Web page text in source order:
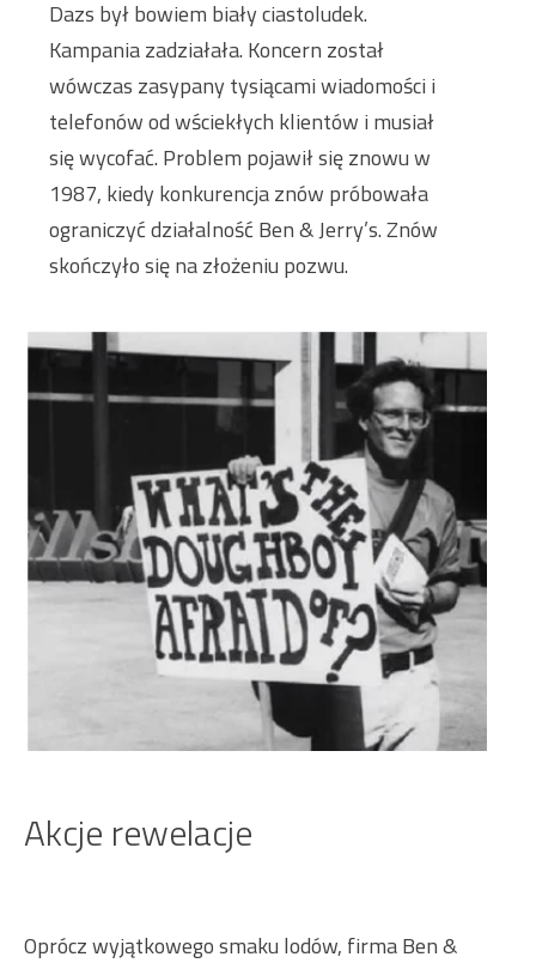
Dazs był bowiem biały ciastoludek.
Kampania zadziałała. Koncern został
wówczas zasypany tysiącami wiadomości i
telefonów od wściekłych klientów i musiał
się wycofać. Problem pojawił się znowu w
1987, kiedy konkurencja znów próbowała
ograniczyć działalność Ben & Jerry’s. Znów
skończyło się na złożeniu pozwu.
Akcje rewelacje
Oprócz wyjątkowego smaku lodów, firma Ben &